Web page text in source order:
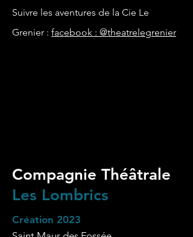
Suivre les aventures de la Cie Le
Grenier : facebook : @theatrelegrenier
Compagnie Théâtrale
Les Lombrics
Création 2023